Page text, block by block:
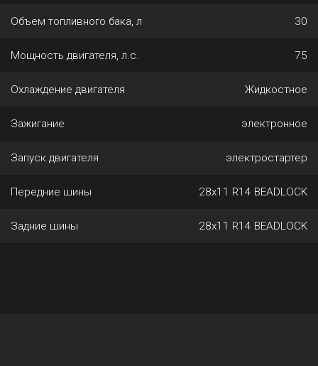
Объем топливного бака, л 30
Мощность двигателя, л.с. 75
Охлаждение двигателя Жидкостное
Зажигание электронное
Запуск двигателя электростартер
Передние шины 28х11 R14 BEADLOCK
Задние шины 28х11 R14 BEADLOCK